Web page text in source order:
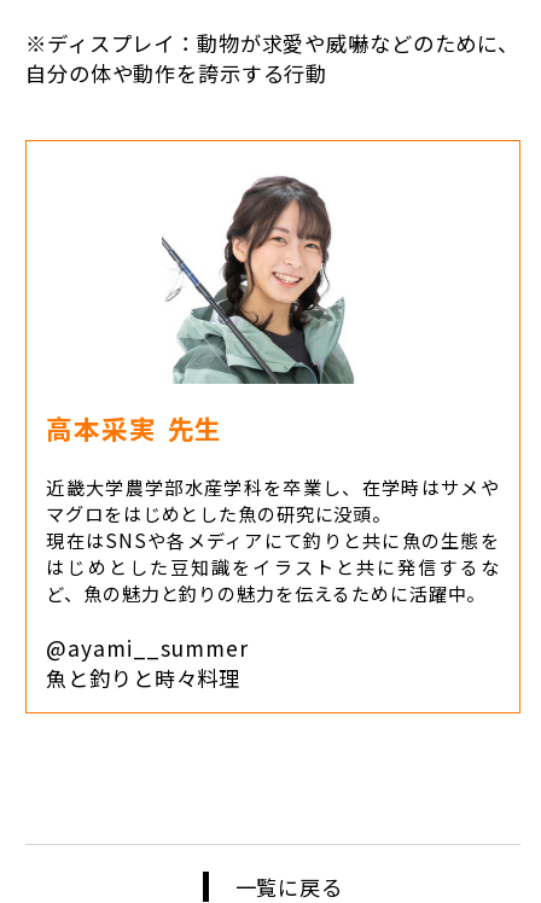
※ディスプレイ：動物が求愛や威嚇などのために、
自分の体や動作を誇示する行動
高本采実 先生
近畿大学農学部水産学科を卒業し、在学時はサメや
マグロをはじめとした魚の研究に没頭。
現在はSNSや各メディアにて釣りと共に魚の生態を
はじめとした豆知識をイラストと共に発信するな
ど、魚の魅力と釣りの魅力を伝えるために活躍中。
@ayami__summer
魚と釣りと時々料理
一覧に戻る